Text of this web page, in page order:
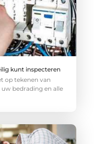
kunt inspecteren
op tekenen van
bedrading en alle